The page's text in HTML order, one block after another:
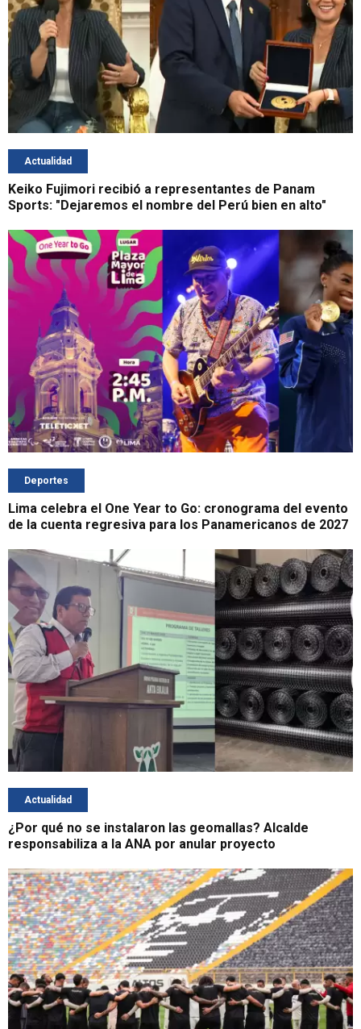
Actualidad
Keiko Fujimori recibió a representantes de Panam
Sports: "Dejaremos el nombre del Perú bien en alto"
Deportes
Lima celebra el One Year to Go: cronograma del evento
de la cuenta regresiva para los Panamericanos de 2027
Actualidad
¿Por qué no se instalaron las geomallas? Alcalde
responsabiliza a la ANA por anular proyecto